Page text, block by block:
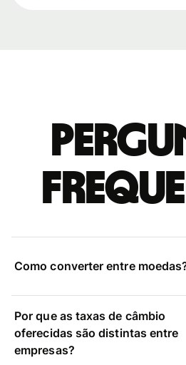
Como converter entre
Por que as taxas de câmbio
oferecidas são distintas entre
empresas?